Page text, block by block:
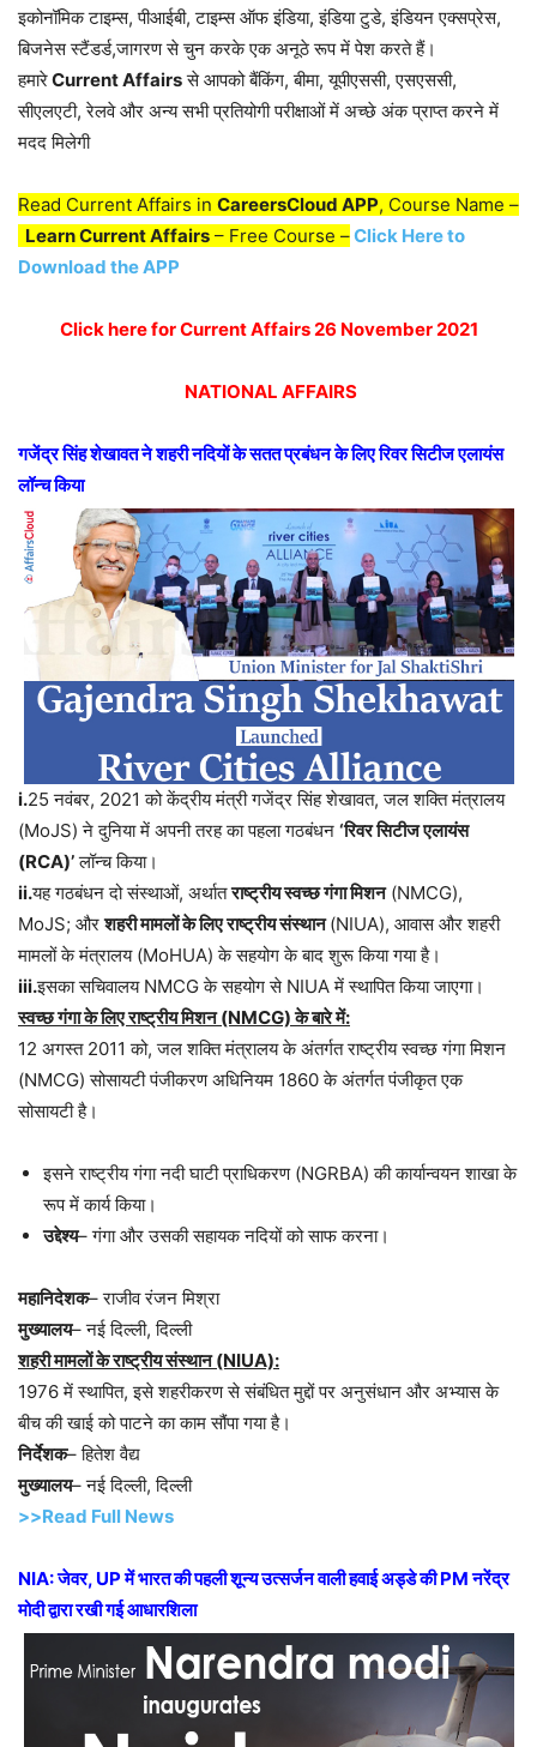
इकोनॉमिक टाइम्स, पीआईबी, टाइम्स ऑफ इंडिया, इंडिया टुडे, इंडियन एक्सप्रेस,
बिजनेस स्टैंडर्ड,जागरण से चुन करके एक अनूठे रूप में पेश करते हैं।
हमारेCurrent Affairsसे आपको बैंकिंग, बीमा, यूपीएससी, एसएससी,
सीएलएटी, रेलवे और अन्य सभी प्रतियोगी परीक्षाओं में अच्छे अंक प्राप्त करने में
मदद मिलेगी
Read Current Affairs in CareersCloud APP, Course Name –
Learn Current Affairs – Free Course –Click Here to
Download the APP
Click here for Current Affairs 26 November 2021
NATIONAL AFFAIRS
गजेंद्र सिंह शेखावत ने शहरी नदियों के सतत प्रबंधन के लिए रिवर सिटीज एलायंस
लॉन्च किया
i.25 नवंबर, 2021 को केंद्रीय मंत्री गजेंद्र सिंह शेखावत, जल शक्ति मंत्रालय
(MoJS) ने दुनिया में अपनी तरह का पहला गठबंधन ‘रिवर सिटीज एलायंस
(RCA)’लॉन्च किया।
ii.यह गठबंधन दो संस्थाओं, अर्थातराष्ट्रीय स्वच्छ गंगा मिशन(NMCG),
MoJS; औरशहरी मामलों के लिए राष्ट्रीय संस्थान(NIUA), आवास और शहरी
मामलों के मंत्रालय (MoHUA) के सहयोग के बाद शुरू किया गया है।
iii.इसका सचिवालय NMCG के सहयोग से NIUA में स्थापित किया जाएगा।
स्वच्छ गंगा के लिए राष्ट्रीय मिशन (NMCG) के बारे में:
12 अगस्त 2011 को, जल शक्ति मंत्रालय के अंतर्गत राष्ट्रीय स्वच्छ गंगा मिशन
(NMCG) सोसायटी पंजीकरण अधिनियम 1860 के अंतर्गत पंजीकृत एक
सोसायटी है।
इसने राष्ट्रीय गंगा नदी घाटी प्राधिकरण (NGRBA) की कार्यान्वयन शाखा के
रूप में कार्य किया।
उद्देश्य– गंगा और उसकी सहायक नदियों को साफ करना।
महानिदेशक– राजीव रंजन मिश्रा
मुख्यालय– नई दिल्ली, दिल्ली
शहरी मामलों के राष्ट्रीय संस्थान (NIUA):
1976 में स्थापित, इसे शहरीकरण से संबंधित मुद्दों पर अनुसंधान और अभ्यास के
बीच की खाई को पाटने का काम सौंपा गया है।
निर्देशक– हितेश वैद्य
मुख्यालय– नई दिल्ली, दिल्ली
>>Read Full News
NIA: जेवर, UP में भारत की पहली शून्य उत्सर्जन वाली हवाई अड्डे की PM नरेंद्र
मोदी द्वारा रखी गई आधारशिला